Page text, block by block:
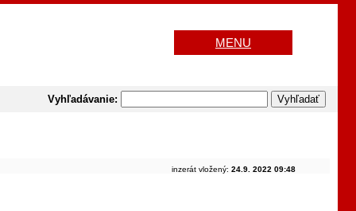
MENU
Vyhľadávanie:
inzerát vložený: 24.9. 2022 09:48